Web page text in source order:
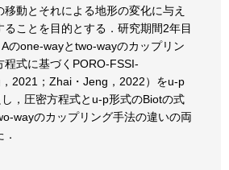
動とそれによる地形の変化に与え
ことを目的とする．研究期間2年目
のone-wayとtwo-wayのカップリン
程式に基づくPORO-FSSI-
2021；Zhai・Jeng，2022）をu-p
，圧密方程式とu-p形式のBiotの式
wayのカップリング手法の違いの両